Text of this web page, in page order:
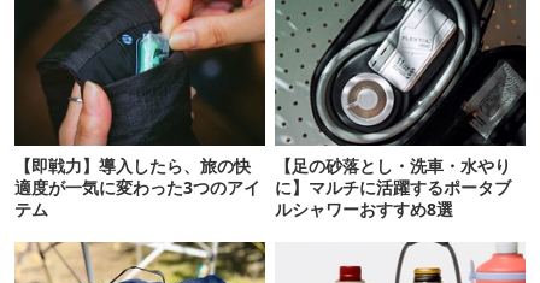
【即戦力】導入したら、旅の快
適度が一気に変わった3つのアイ
テム
【足の砂落とし・洗車・水やり
に】マルチに活躍するポータブ
ルシャワーおすすめ8選